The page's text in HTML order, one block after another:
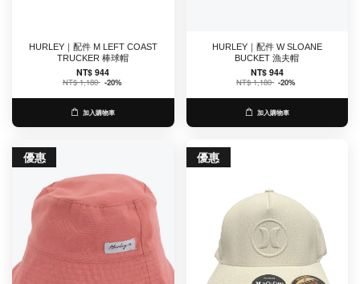
HURLEY｜配件 M LEFT COAST
TRUCKER 棒球帽
NT$ 944
NT$ 1,180 -20%
加入購物車
HURLEY｜配件 W SLOANE
BUCKET 漁夫帽
NT$ 944
NT$ 1,180 -20%
加入購物車
優惠 優惠